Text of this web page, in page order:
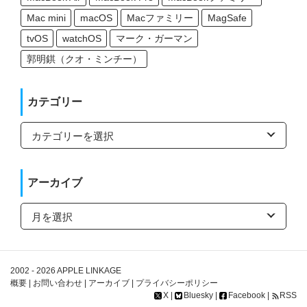
Mac mini
macOS Macファミリー
MagSafe
tvOS
watchOS
マーク・ガーマン
郭明錤（クオ・ミンチー）
カテゴリー
カ
ゴ
ー
アーカイブ
ア
カ
ブ
2002 - 2026 APPLE LINKAGE
概要
お問い合わせ アーカイブ
プライバシーポリシー
X
Bluesky Facebook RSS